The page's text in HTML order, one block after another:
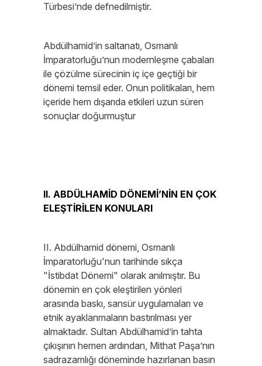
Türbesi’nde defnedilmiştir.
Abdülhamid’in saltanatı, Osmanlı
İmparatorluğu’nun modernleşme çabaları
ile çözülme sürecinin iç içe geçtiği bir
dönemi temsil eder. Onun politikaları, hem
içeride hem dışarıda etkileri uzun süren
sonuçlar doğurmuştur
II. ABDÜLHAMİD DÖNEMİ’NİN EN ÇOK
ELEŞTİRİLEN KONULARI
II. Abdülhamid dönemi, Osmanlı
İmparatorluğu'nun tarihinde sıkça
"İstibdat Dönemi" olarak anılmıştır. Bu
dönemin en çok eleştirilen yönleri
arasında baskı, sansür uygulamaları ve
etnik ayaklanmaların bastırılması yer
almaktadır. Sultan Abdülhamid’in tahta
çıkışının hemen ardından, Mithat Paşa’nın
sadrazamlığı döneminde hazırlanan basın